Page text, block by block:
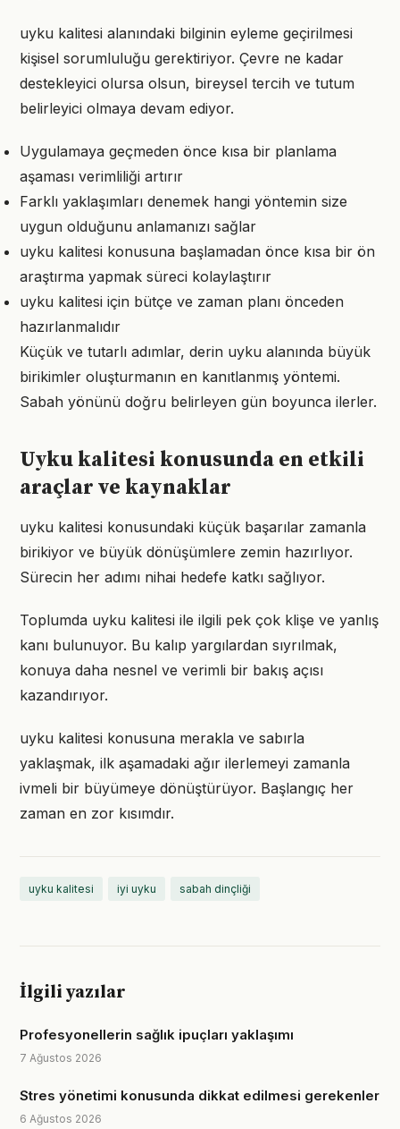
uyku kalitesi alanındaki bilginin eyleme geçirilmesi
kişisel sorumluluğu gerektiriyor. Çevre ne kadar
destekleyici olursa olsun, bireysel tercih ve tutum
belirleyici olmaya devam ediyor.
Uygulamaya geçmeden önce kısa bir planlama
aşaması verimliliği artırır
Farklı yaklaşımları denemek hangi yöntemin size
uygun olduğunu anlamanızı sağlar
uyku kalitesi konusuna başlamadan önce kısa bir ön
araştırma yapmak süreci kolaylaştırır
uyku kalitesi için bütçe ve zaman planı önceden
hazırlanmalıdır
Küçük ve tutarlı adımlar, derin uyku alanında büyük
birikimler oluşturmanın en kanıtlanmış yöntemi.
Sabah yönünü doğru belirleyen gün boyunca ilerler.
Uyku kalitesi konusunda en etkili
araçlar ve kaynaklar
uyku kalitesi konusundaki küçük başarılar zamanla
birikiyor ve büyük dönüşümlere zemin hazırlıyor.
Sürecin her adımı nihai hedefe katkı sağlıyor.
Toplumda uyku kalitesi ile ilgili pek çok klişe ve yanlış
kanı bulunuyor. Bu kalıp yargılardan sıyrılmak,
konuya daha nesnel ve verimli bir bakış açısı
kazandırıyor.
uyku kalitesi konusuna merakla ve sabırla
yaklaşmak, ilk aşamadaki ağır ilerlemeyi zamanla
ivmeli bir büyümeye dönüştürüyor. Başlangıç her
zaman en zor kısımdır.
uyku kalitesi iyi uyku sabah dinçliği
İlgili yazılar
Profesyonellerin sağlık ipuçları yaklaşımı
7 Ağustos 2026
Stres yönetimi konusunda dikkat edilmesi gerekenler
6 Ağustos 2026